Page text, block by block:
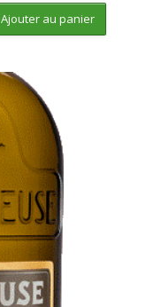
Ajouter au panier